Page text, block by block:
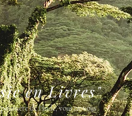
de l'Inde, vous ne vous
en Livres"